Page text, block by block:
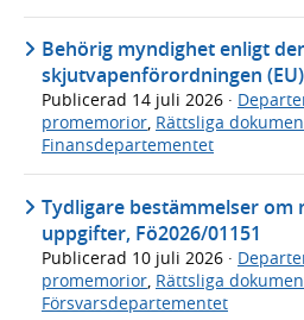
Behörig myndighet enligt
skjutvapenförordningen
Publicerad 14 juli 2026 ·
promemorior, Rättsliga
Finansdepartementet
Tydligare bestämmelser om
uppgifter, Fö2026/01151
Publicerad 10 juli 2026 ·
promemorior Rättsliga
Försvarsdepartementet